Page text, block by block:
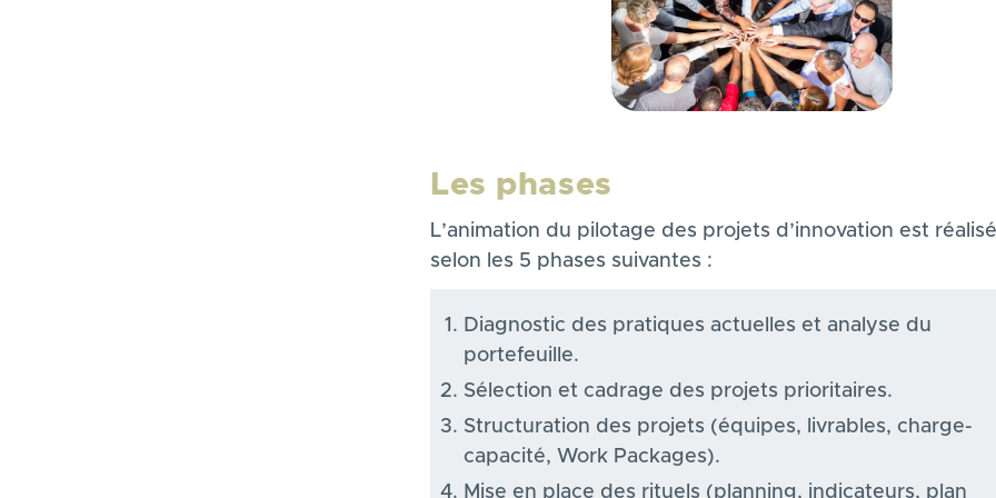
Les phases
L’animation du pilotage des projets d’innovation est
selon les 5 phases suivantes :
Diagnostic des pratiques actuelles et analyse du
portefeuille.
Sélection et cadrage des projets prioritaires.
Structuration des projets (équipes, livrables, charge-
capacité, Work Packages).
Mise en place des rituels (planning, indicateurs, plan